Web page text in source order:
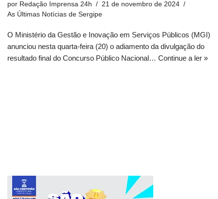
por Redação Imprensa 24h
21 de novembro de 2024
As Últimas Notícias de Sergipe
O Ministério da Gestão e Inovação em Serviços Públicos (MGI)
anunciou nesta quarta-feira (20) o adiamento da divulgação do
resultado final do Concurso Público Nacional… Continue a ler »